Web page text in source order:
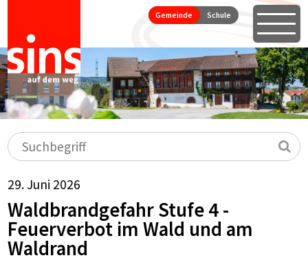
Direkt zum Inhalt springen
Hauptnavigation
Gemeinde Schule
Suchbegriff
29. Juni 2026
Waldbrandgefahr Stufe 4 -
Feuerverbot im Wald und am
Waldrand